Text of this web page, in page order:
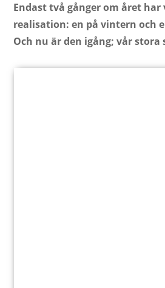
Endast två gånger om året har
realisation: en på vintern och
Och nu är den igång; vår stora